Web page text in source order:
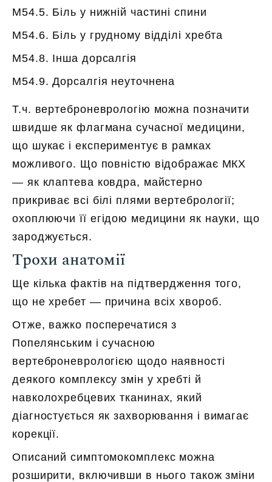
M54.5. Біль у нижній частині спини
M54.6. Біль у грудному відділі хребта
M54.8. Інша дорсалгія
M54.9. Дорсалгія неуточнена
Т.ч. вертеброневрологію можна позначити
швидше як флагмана сучасної медицини,
що шукає і експериментує в рамках
можливого. Що повністю відображає МКХ
— як клаптева ковдра, майстерно
прикриває всі білі плями вертебрології;
охоплюючи її егідою медицини як науки, що
зароджується.
Трохи анатомії
Ще кілька фактів на підтвердження того,
що не хребет — причина всіх хвороб.
Отже, важко посперечатися з
Попелянським і сучасною
вертеброневрологією щодо наявності
деякого комплексу змін у хребті й
навколохребцевих тканинах, який
діагностується як захворювання і вимагає
корекції.
Описаний симптомокомплекс можна
розширити, включивши в нього також зміни